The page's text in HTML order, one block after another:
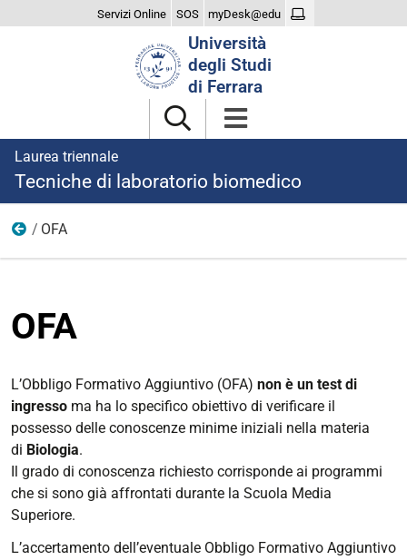
Servizi Online SOS myDesk@edu
Università
degli Studi
di Ferrara
Laurea triennale
Tecniche di laboratorio biomedico
Didattica
OFA
OFA
L’Obbligo Formativo Aggiuntivo (OFA) non è un test di
ingresso ma ha lo specifico obiettivo di verificare il
possesso delle conoscenze minime iniziali nella materia
di Biologia.
Il grado di conoscenza richiesto corrisponde ai programmi
che si sono già affrontati durante la Scuola Media
Superiore.
L’accertamento dell’eventuale Obbligo Formativo Aggiuntivo